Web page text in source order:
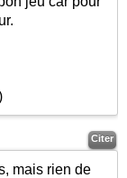
Citer
mais rien de